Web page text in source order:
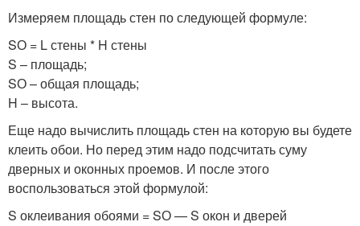
Измеряем площадь стен по следующей формуле:
SО = L стены * H стены
S – площадь;
SО – общая площадь;
H – высота.
Еще надо вычислить площадь стен на которую вы будете
клеить обои. Но перед этим надо подсчитать суму
дверных и оконных проемов. И после этого
воспользоваться этой формулой:
S оклеивания обоями = SО — S окон и дверей